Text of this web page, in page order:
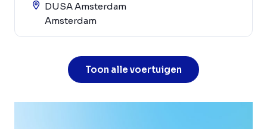
DUSA Amsterdam
Amsterdam
Toon alle voertuigen